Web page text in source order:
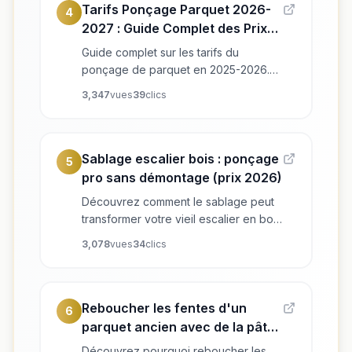
4
Tarifs Ponçage Parquet 2026-
2027 : Guide Complet des Prix
au m²
Guide complet sur les tarifs du
ponçage de parquet en 2025-2026.
facteurs qui influencent le coût, et les
vous-même.
3,347vues39clics
5
Sablage escalier bois : ponçage
pro sans démontage (prix 2026)
Découvrez comment le sablage peut
transformer votre vieil escalier en bois
des techniques, finitions et conseils
dans le Grand Est.
3,078vues34clics
6
Reboucher les fentes d'un
parquet ancien avec de la pâte
à bois : l'erreur à ne pas